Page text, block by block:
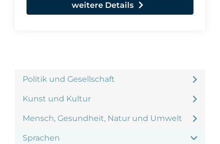
Politik und Gesellschaft
Kunst und Kultur
Mensch, Gesundheit, Natur und Umwelt
Sprachen
weitere Details